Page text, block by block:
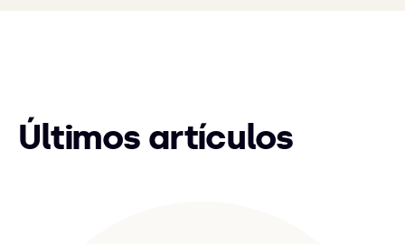
Últimos artículos